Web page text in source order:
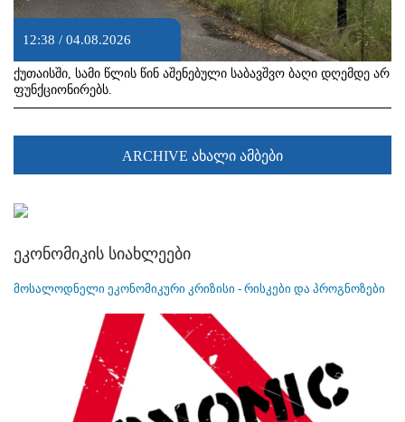
12:38 / 04.08.2026
ქუთაისში, სამი წლის წინ აშენებული საბავშვო ბაღი დღემდე არ
ფუნქციონირებს.
ARCHIVE ახალი ამბები
ეკონომიკის სიახლეები
მოსალოდნელი ეკონომიკური კრიზისი - რისკები და პროგნოზები